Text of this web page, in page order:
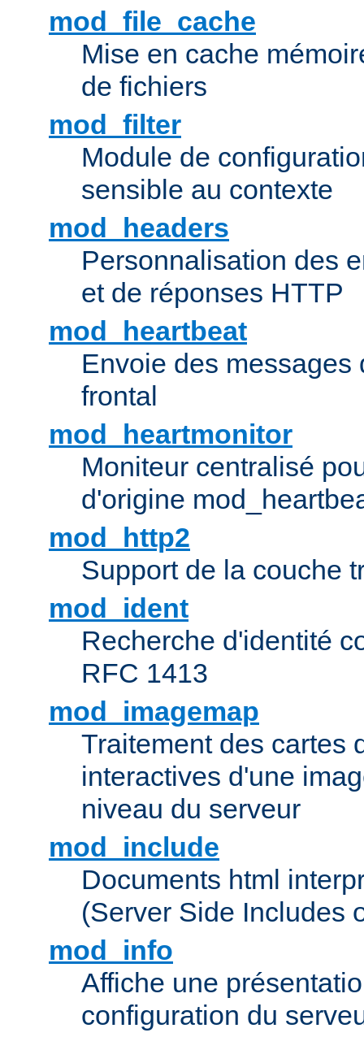
mod_file_cache
Mise en cache
de fichiers
mod_filter
Module de
sensible au contexte
mod_headers
Personnalisation des
et de réponses HTTP
mod_heartbeat
Envoie des messages
frontal
mod_heartmonitor
Moniteur centralisé
d'origine
mod_http2
Support de la couche
mod_ident
Recherche d'identité
RFC 1413
mod_imagemap
Traitement des cartes
interactives d'une
niveau du serveur
mod_include
Documents html
(Server Side Includes
mod_info
Affiche une
configuration du